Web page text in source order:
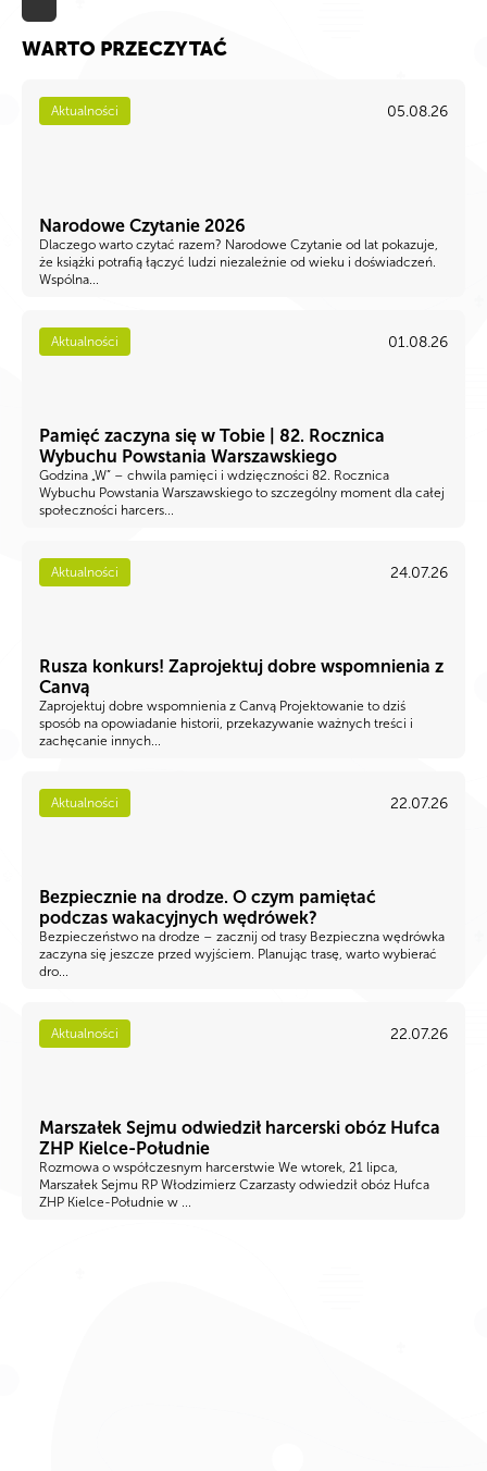
WARTO PRZECZYTAĆ
Aktualności 05.08.26
Narodowe Czytanie 2026
Dlaczego warto czytać razem? Narodowe Czytanie od lat pokazuje,
że książki potrafią łączyć ludzi niezależnie od wieku i doświadczeń.
Wspólna...
Aktualności 01.08.26
Pamięć zaczyna się w Tobie | 82. Rocznica
Wybuchu Powstania Warszawskiego
Godzina „W” – chwila pamięci i wdzięczności 82. Rocznica
Wybuchu Powstania Warszawskiego to szczególny moment dla całej
społeczności harcers...
Aktualności 24.07.26
Rusza konkurs! Zaprojektuj dobre wspomnienia z
Canvą
Zaprojektuj dobre wspomnienia z Canvą Projektowanie to dziś
sposób na opowiadanie historii, przekazywanie ważnych treści i
zachęcanie innych...
Aktualności 22.07.26
Bezpiecznie na drodze. O czym pamiętać
podczas wakacyjnych wędrówek?
Bezpieczeństwo na drodze – zacznij od trasy Bezpieczna wędrówka
zaczyna się jeszcze przed wyjściem. Planując trasę, warto wybierać
dro...
Aktualności 22.07.26
Marszałek Sejmu odwiedził harcerski obóz Hufca
ZHP Kielce-Południe
Rozmowa o współczesnym harcerstwie We wtorek, 21 lipca,
Marszałek Sejmu RP Włodzimierz Czarzasty odwiedził obóz Hufca
ZHP Kielce-Południe w ...